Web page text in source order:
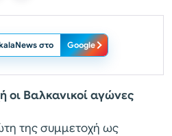
στο Google
οι Βαλκανικοί αγώνες
της συμμετοχή ως